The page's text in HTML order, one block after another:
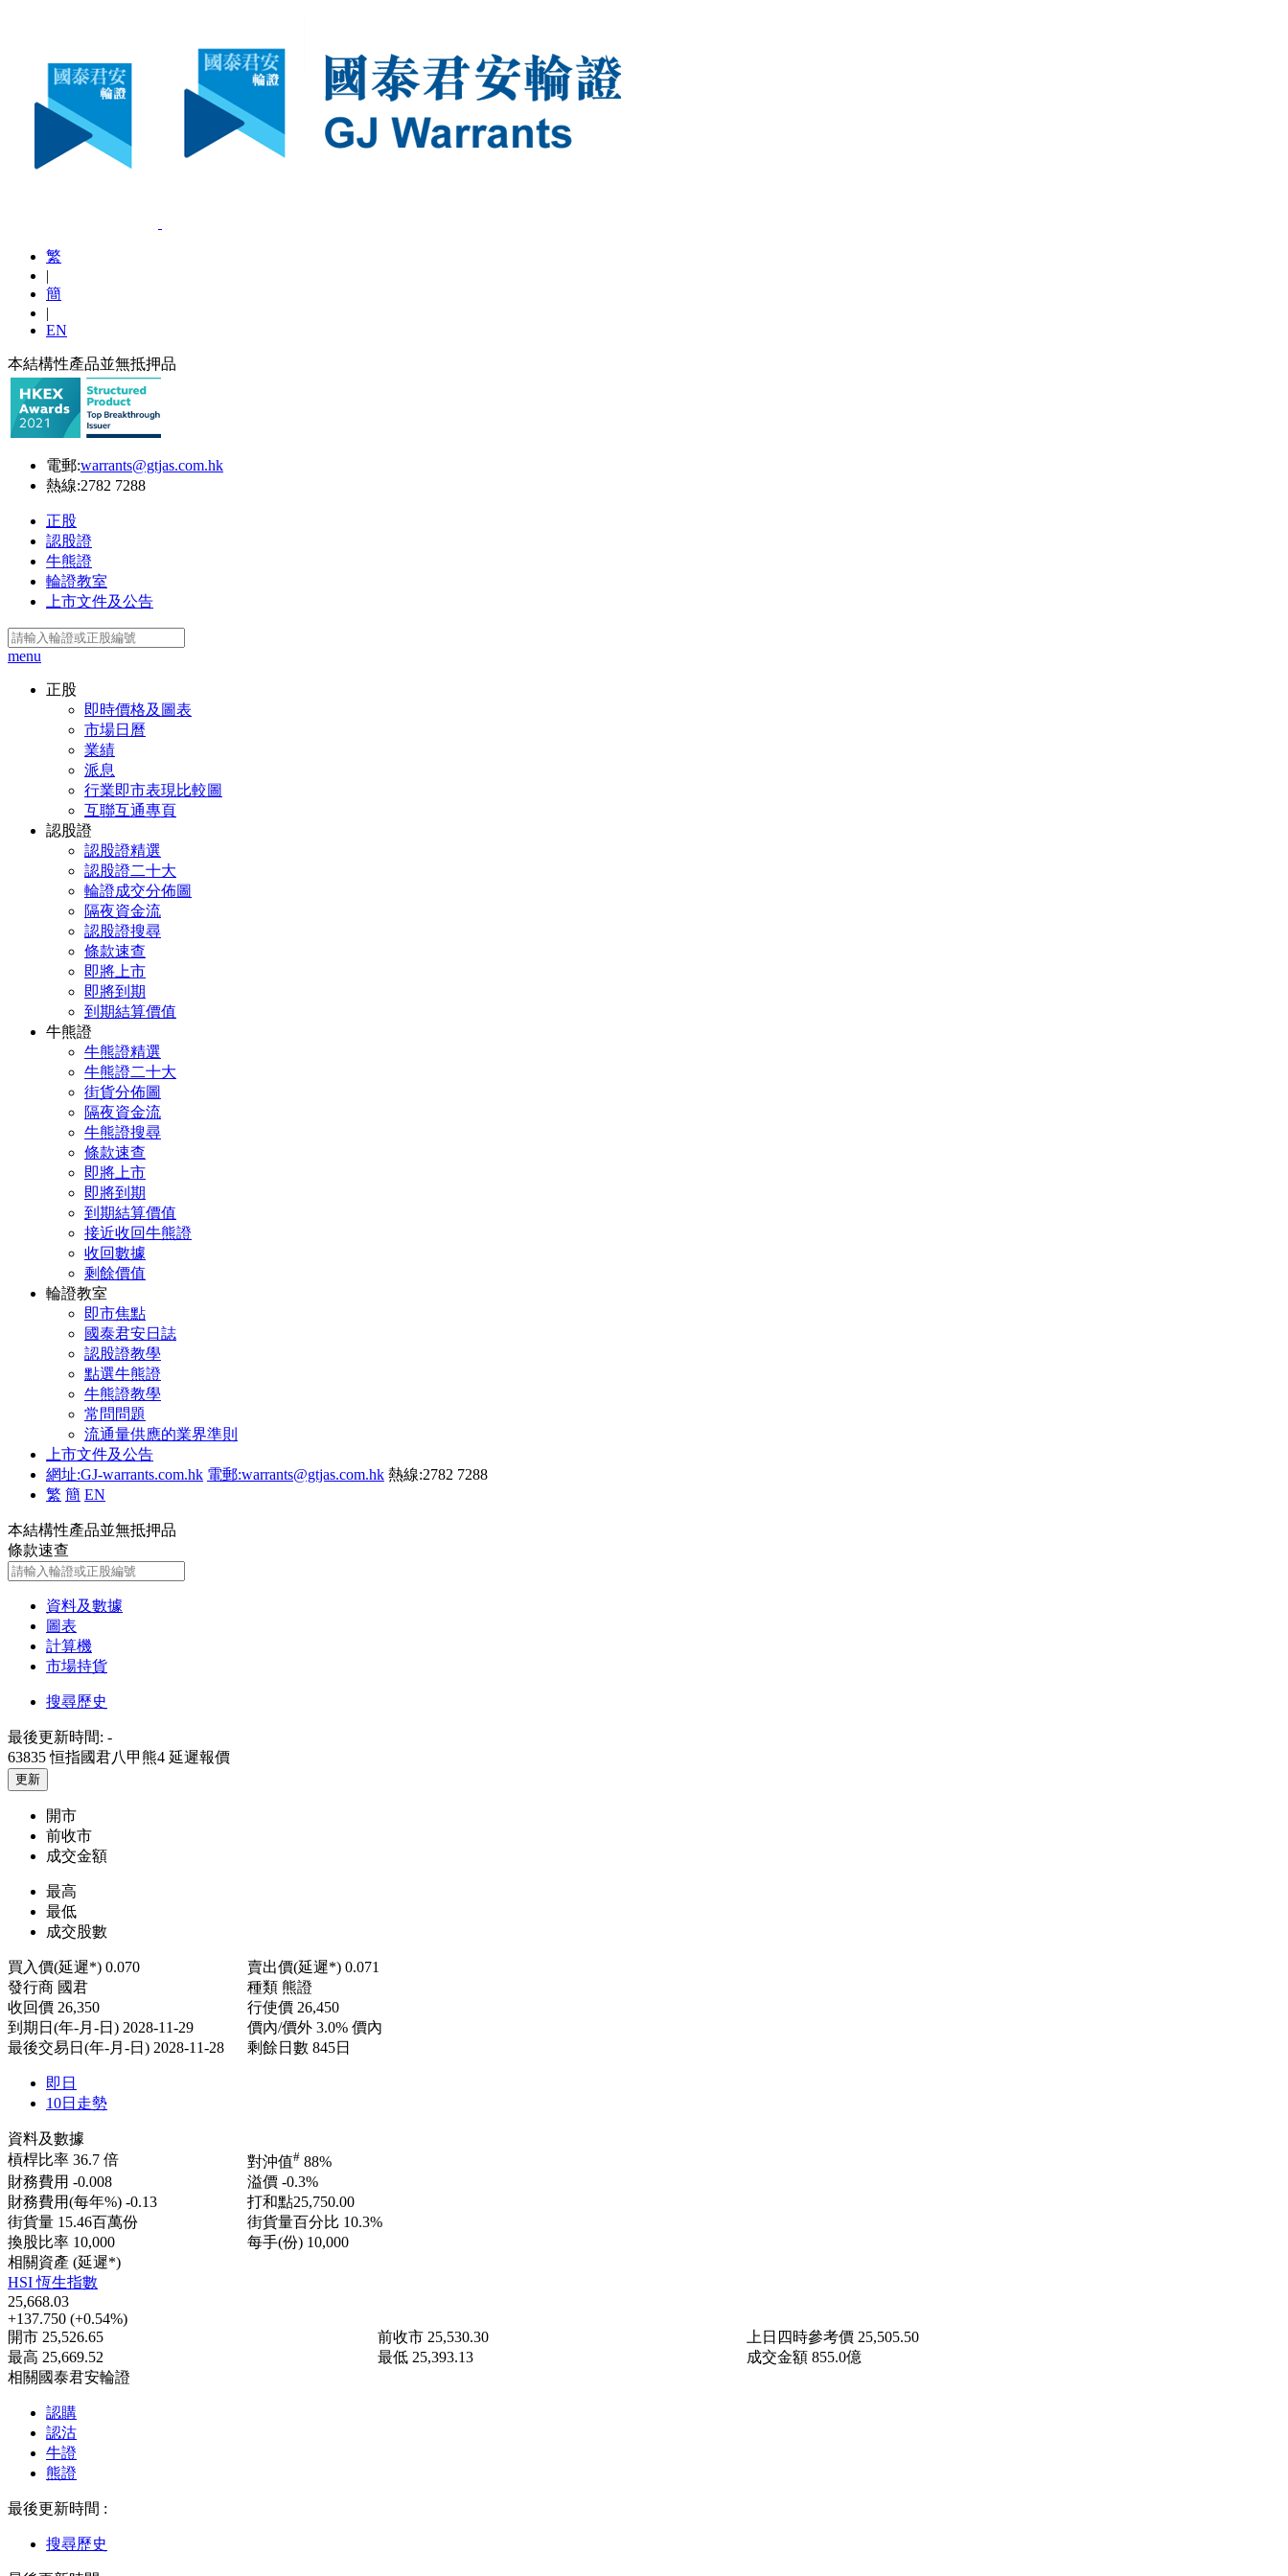
繁
|
簡
|
EN
本結構性產品並無抵押品
電郵:warrants@gtjas.com.hk
熱線:2782 7288
正股
認股證
牛熊證
輪證教室
上市文件及公告
menu
正股
即時價格及圖表
市場日曆
業績
派息
行業即市表現比較圖
互聯互通專頁
認股證
認股證精選
認股證二十大
輪證成交分佈圖
隔夜資金流
認股證搜尋
條款速查
即將上市
即將到期
到期結算價值
牛熊證
牛熊證精選
牛熊證二十大
街貨分佈圖
隔夜資金流
牛熊證搜尋
條款速查
即將上市
即將到期
到期結算價值
接近收回牛熊證
收回數據
剩餘價值
輪證教室
即市焦點
國泰君安日誌
認股證教學
點選牛熊證
牛熊證教學
常問問題
流通量供應的業界準則
上市文件及公告
網址:GJ-warrants.com.hk 電郵:warrants@gtjas.com.hk 熱線:2782 7288
繁 簡 EN
本結構性產品並無抵押品
條款速查
資料及數據
圖表
計算機
市場持貨
搜尋歷史
最後更新時間: -
63835 恒指國君八甲熊4 延遲報價
更新
開市
前收市
成交金額
最高
最低
成交股數
買入價(延遲*) 0.070 賣出價(延遲*) 0.071
發行商 國君 種類 熊證
收回價 26,350 行使價 26,450
到期日(年-月-日) 2028-11-29 價內/價外 3.0% 價內
最後交易日(年-月-日) 2028-11-28 剩餘日數 845日
即日
10日走勢
資料及數據
槓桿比率 36.7 倍 對沖值# 88%
財務費用 -0.008 溢價 -0.3%
財務費用(每年%) -0.13 打和點25,750.00
街貨量 15.46百萬份 街貨量百分比 10.3%
換股比率 10,000 每手(份) 10,000
相關資產 (延遲*)
HSI 恆生指數
25,668.03
+137.750 (+0.54%)
開市 25,526.65 前收市 25,530.30 上日四時參考價 25,505.50
最高 25,669.52 最低 25,393.13 成交金額 855.0億
相關國泰君安輪證
認購
認沽
牛證
熊證
最後更新時間 :
搜尋歷史